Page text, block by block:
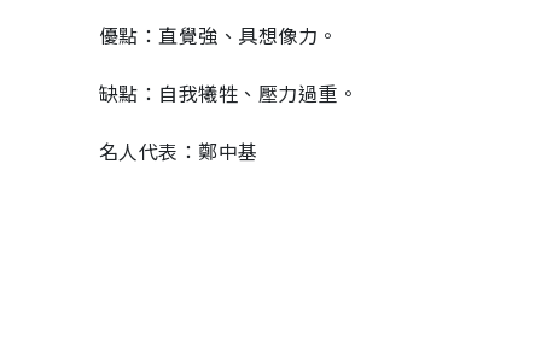
優點：直覺強、具想像力。
缺點：自我犧牲、壓力過重。
名人代表：鄭中基